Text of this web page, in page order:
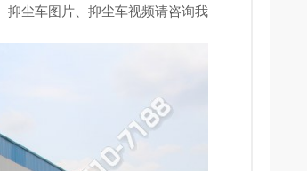
抑尘车图片、抑尘车视频请咨询我